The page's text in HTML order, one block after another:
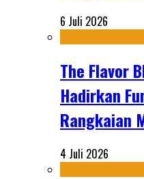
6 Juli 2026
The Flavor
Hadirkan
Rangkaian
4 Juli 2026